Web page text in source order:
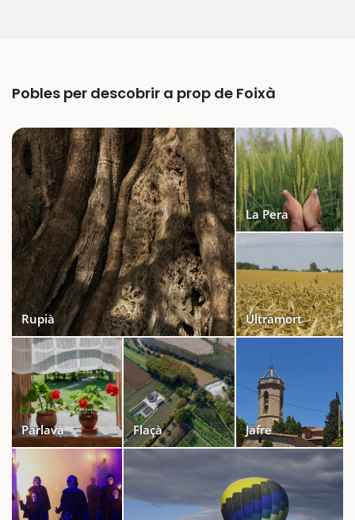
Pobles per descobrir a prop de Foixà
Rupià
La Pera
Ultramort
Parlavà Flaçà Jafre